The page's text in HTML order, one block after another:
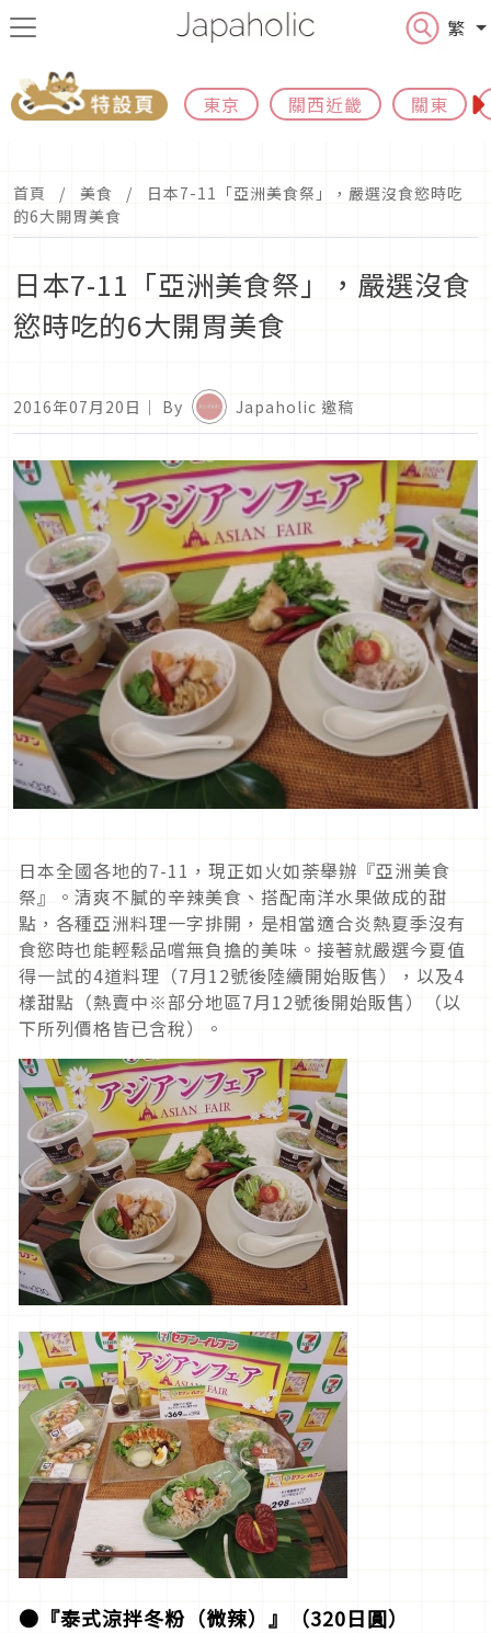
繁
東京 關西近畿 關東
首頁 美食
日本7-11「亞洲美食祭」，嚴選沒食慾時吃
的6大開胃美食
日本7-11「亞洲美食祭」，嚴選沒食
慾時吃的6大開胃美食
2016年07月20日 ｜ By Japaholic 邀稿
日本全國各地的7-11，現正如火如荼舉辦『亞洲美食
祭』。清爽不膩的辛辣美食、搭配南洋水果做成的甜
點，各種亞洲料理一字排開，是相當適合炎熱夏季沒有
食慾時也能輕鬆品嚐無負擔的美味。接著就嚴選今夏值
得一試的4道料理（7月12號後陸續開始販售），以及4
樣甜點（熱賣中※部分地區7月12號後開始販售）（以
下所列價格皆已含稅）。
●『泰式涼拌冬粉（微辣）』（320日圓）